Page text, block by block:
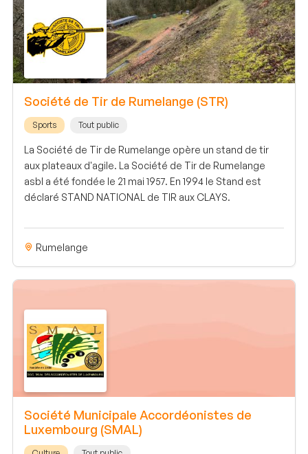
Société de Tir de Rumelange (STR)
Sports Tout public
La Société de Tir de Rumelange opère un stand de tir
aux plateaux d'agile. La Société de Tir de Rumelange
asbl a été fondée le 21 mai 1957. En 1994 le Stand est
déclaré STAND NATIONAL de TIR aux CLAYS.
Rumelange
Société Municipale Accordéonistes de
Luxembourg (SMAL)